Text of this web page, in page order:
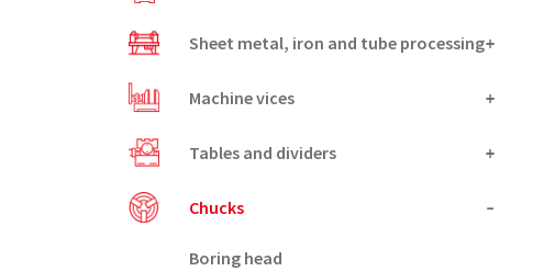
Sheet metal, iron and tube processing
Machine vices
Tables and dividers
Chucks
Boring head